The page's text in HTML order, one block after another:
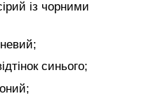
із чорними
синього;